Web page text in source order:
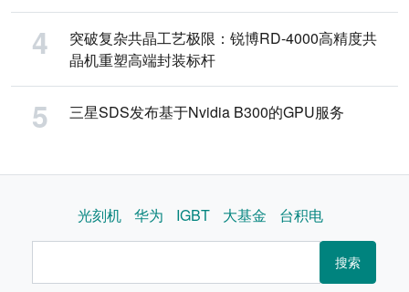
突破复杂共晶工艺极限：锐博RD-4000高精度共
晶机重塑高端封装标杆
三星SDS发布基于Nvidia B300的GPU服务
光刻机 华为 IGBT 大基金 台积电
搜索